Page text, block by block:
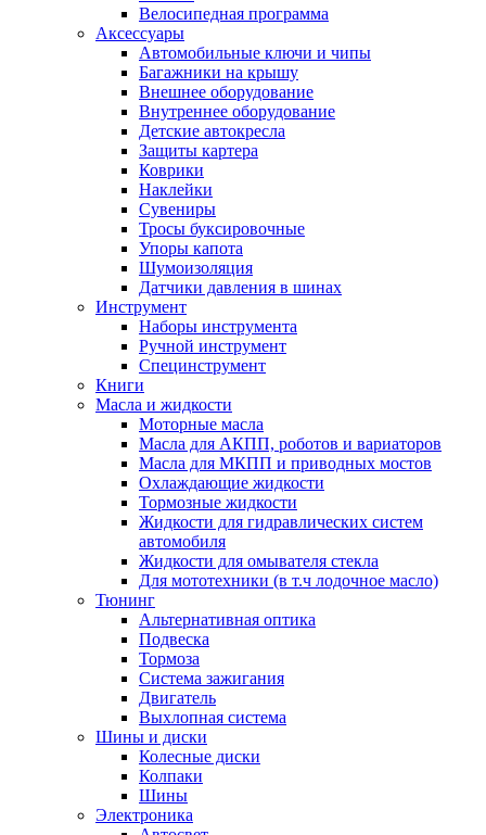
Велосипедная программа
Аксессуары
Автомобильные ключи и чипы
Багажники на крышу
Внешнее оборудование
Внутреннее оборудование
Детские автокресла
Защиты картера
Коврики
Наклейки
Сувениры
Тросы буксировочные
Упоры капота
Шумоизоляция
Датчики давления в шинах
Инструмент
Наборы инструмента
Ручной инструмент
Специнструмент
Книги
Масла и жидкости
Моторные масла
Масла для АКПП, роботов и вариаторов
Масла для МКПП и приводных мостов
Охлаждающие жидкости
Тормозные жидкости
Жидкости для гидравлических систем
автомобиля
Жидкости для омывателя стекла
Для мототехники (в т.ч лодочное масло)
Тюнинг
Альтернативная оптика
Подвеска
Тормоза
Система зажигания
Двигатель
Выхлопная система
Шины и диски
Колесные диски
Колпаки
Шины
Электроника